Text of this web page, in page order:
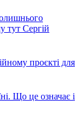
тут Сергій
проєкті для
Що це означає і